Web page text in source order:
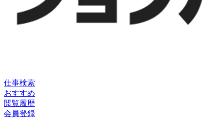
仕事検索
おすすめ
閲覧履歴
会員登録